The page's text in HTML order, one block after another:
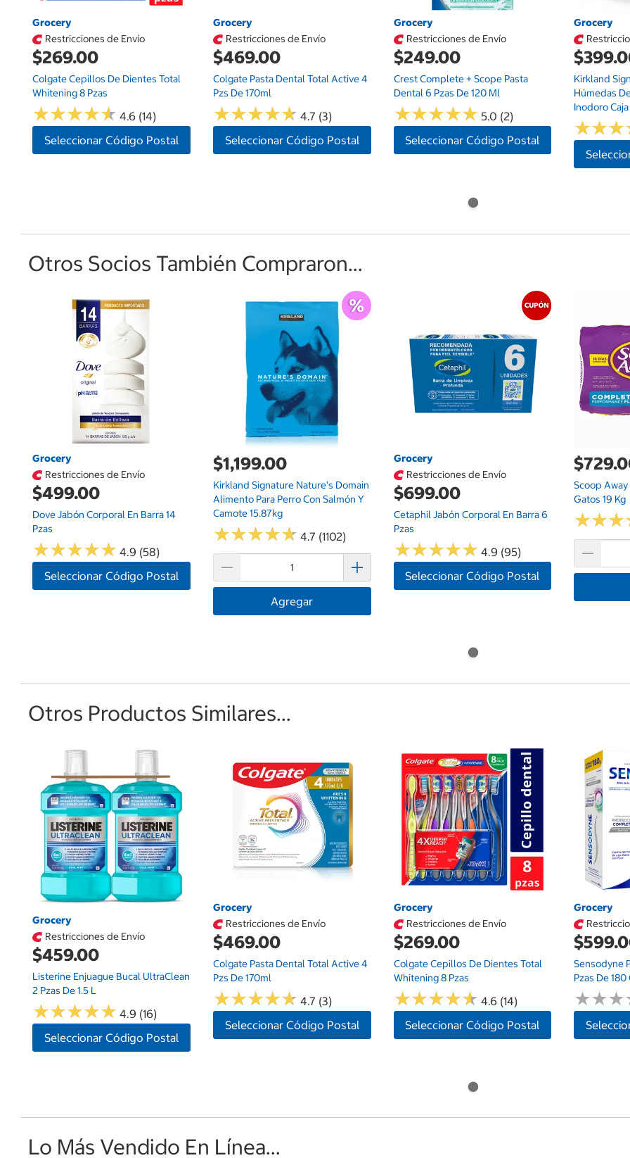
Grocery
Restricciones de Envío
$269.00
Colgate Cepillos De Dientes Total
Whitening 8 Pzas
★★★★★
★★★★★ 4.6 (14)
Seleccionar Código Postal
Grocery
Restricciones de Envío
$469.00
Colgate Pasta Dental Total Active 4
Pzs De 170ml
★★★★★
★★★★★ 4.7 (3)
Seleccionar Código Postal
Grocery
Restricciones de Envío
$249.00
Crest Complete + Scope Pasta
Dental 6 Pzas De 120 Ml
★★★★★
★★★★★ 5.0 (2)
Seleccionar Código Postal
Grocery
Kirkland
Húmedas
Inodoro
★★★
★★★
Otros Socios También Compraron...
Grocery
Restricciones de Envío
$499.00
Dove Jabón Corporal En Barra 14
Pzas
★★★★★
★★★★★ 4.9 (58)
Seleccionar Código Postal
$1,199.00
Kirkland Signature Nature's Domain
Alimento Para Perro Con Salmón Y
Camote 15.87kg
★★★★★
★★★★★ 4.7 (1102)
Agregar
Grocery
Restricciones de Envío
$699.00
Cetaphil Jabón Corporal En Barra 6
Pzas
★★★★★
★★★★★ 4.9 (95)
Seleccionar Código Postal
Scoop
Gatos 19 Kg
★★★
★★★
Otros Productos Similares...
Grocery
Restricciones de Envío
$459.00
Listerine Enjuague Bucal UltraClean
2 Pzas De 1.5 L
★★★★★
★★★★★ 4.9 (16)
Seleccionar Código Postal
Grocery
Restricciones de Envío
$469.00
Colgate Pasta Dental Total Active 4
Pzs De 170ml
★★★★★
★★★★★ 4.7 (3)
Seleccionar Código Postal
Grocery
Restricciones de Envío
$269.00
Colgate Cepillos De Dientes Total
Whitening 8 Pzas
★★★★★
★★★★★ 4.6 (14)
Seleccionar Código Postal
Grocery
Sensodyne
Pzas De 180
★★★
★★★
Lo Más Vendido En Línea...